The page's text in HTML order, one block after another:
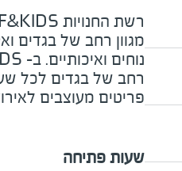
רשת החנויות
מגוון רחב של בגדים
נוחים ואיכותיים. ב-
רחב של בגדים לכל
פריטים מעוצבים
שעות פתיחה